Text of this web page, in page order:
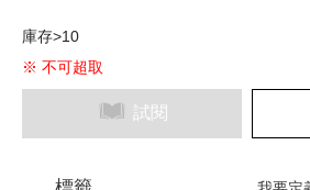
庫存>10
※ 不可超取
試閱